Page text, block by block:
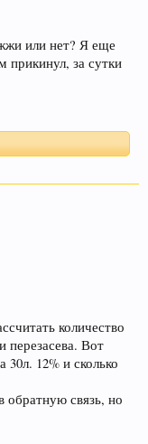
действие
и
тему
-
Вам
в
или нет? Я еще
за сутки
количество
перезасева. Вот
30л. 12% и сколько
обратную связь, но